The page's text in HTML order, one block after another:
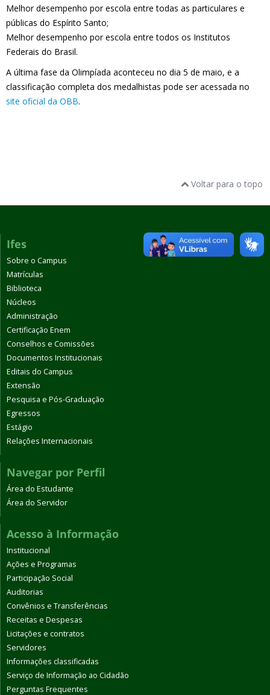
Melhor desempenho por escola entre todas as particulares e
públicas do Espírito Santo;
Melhor desempenho por escola entre todos os Institutos
Federais do Brasil.
A última fase da Olimpíada aconteceu no dia 5 de maio, e a
classificação completa dos medalhistas pode ser acessada no
site oficial da OBB.
Voltar para o topo
Ifes
Sobre o Campus
Matrículas
Biblioteca
Núcleos
Administração
Certificação Enem
Conselhos e Comissões
Documentos Institucionais
Editais do Campus
Extensão
Pesquisa e Pós-Graduação
Egressos
Estágio
Relações Internacionais
Navegar por Perfil
Área do Estudante
Área do Servidor
Acesso à Informação
Institucional
Ações e Programas
Participação Social
Auditorias
Convênios e Transferências
Receitas e Despesas
Licitações e contratos
Servidores
Informações classificadas
Serviço de Informação ao Cidadão
Perguntas Frequentes